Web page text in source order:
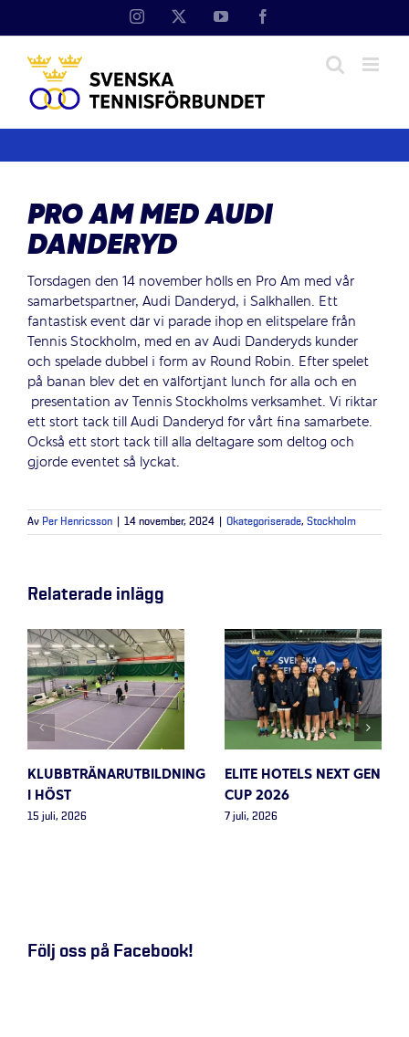
Instagram YouTube
PRO AM MED AUDI
DANDERYD
Torsdagen den 14 november hölls en Pro Am med vår
samarbetspartner, Audi Danderyd, i Salkhallen. Ett
fantastisk event där vi parade ihop en elitspelare från
Tennis Stockholm, med en av Audi Danderyds kunder
och spelade dubbel i form av Round Robin. Efter spelet
på banan blev det en välförtjänt lunch för alla och en
presentation av Tennis Stockholms verksamhet. Vi riktar
ett stort tack till Audi Danderyd för vårt fina samarbete.
Också ett stort tack till alla deltagare som deltog och
gjorde eventet så lyckat.
Av Per Henricsson 14 november, 2024 Okategoriserade, Stockholm
Relaterade inlägg
KLUBBTRÄNARUTBILDNING
I HÖST
15 juli, 2026
ELITE HOTELS NEXT GEN
CUP 2026
7 juli, 2026
Följ oss på Facebook!